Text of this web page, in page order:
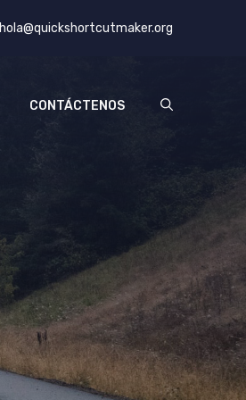
hola@quickshortcutmaker.org
CONTÁCTENOS